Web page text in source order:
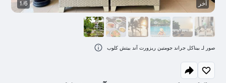
آخر 1/6
صور لـ بيناكل جراند جومتين ريزورت آند بيتش كلوب